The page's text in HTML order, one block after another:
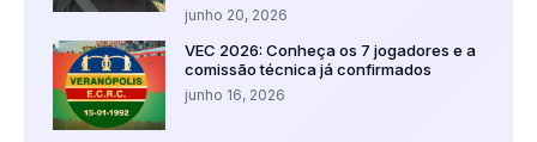
junho 20, 2026
VEC 2026: Conheça os 7 jogadores e a
comissão técnica já confirmados
junho 16, 2026